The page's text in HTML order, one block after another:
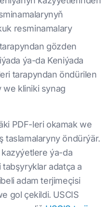
resminamalary
gözden
ýa-da Keniýada
tarapyndan öndürilen
we kliniki synag
PDF-leri okamak we
taslamalaryny öndürýär.
ýa-da
adatça a
adam terjimeçisi
gol çekildi. USCIS